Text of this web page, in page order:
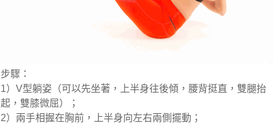
步驟：
1）V型躺姿（可以先坐著，上半身往後傾，腰背挺直，雙腿抬
起，雙膝微屈）；
2）兩手相握在胸前，上半身向左右兩側擺動；